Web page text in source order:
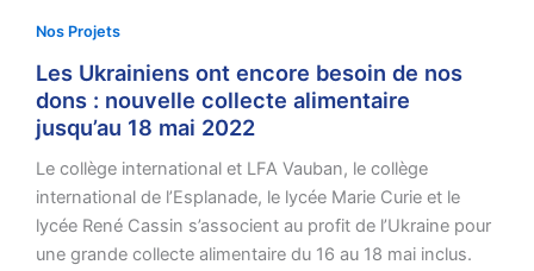
Nos Projets
Les Ukrainiens ont encore besoin de nos
dons : nouvelle collecte alimentaire
jusqu’au 18 mai 2022
Le collège international et LFA Vauban, le collège
international de l’Esplanade, le lycée Marie Curie et le
lycée René Cassin s’associent au profit de l’Ukraine pour
une grande collecte alimentaire du 16 au 18 mai inclus.